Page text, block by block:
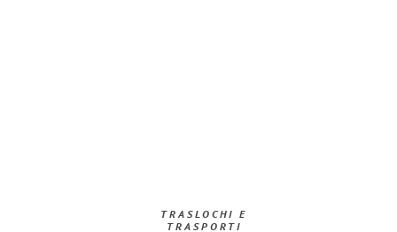
TRASLOCHI E
TRASPORTI​